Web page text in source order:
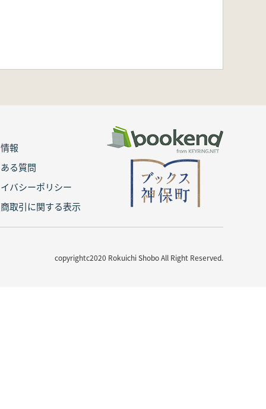
報
る質問
バシーポリシー
取引に関する表示
copyrightc2020 Rokuichi Shobo All Right Reserved.